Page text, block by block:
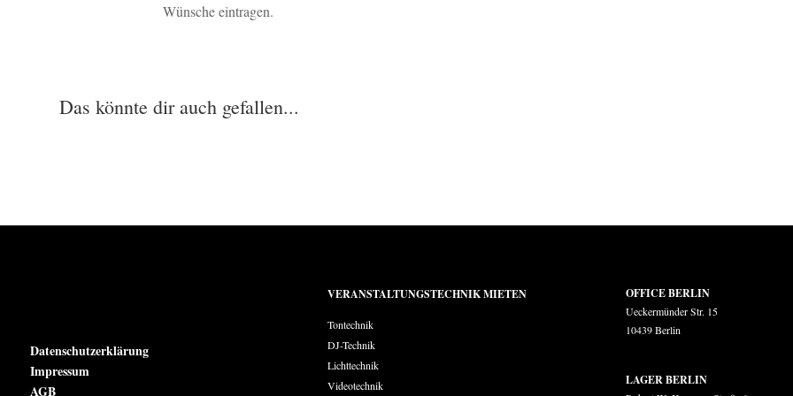
Wünsche eintragen.
Das könnte dir auch gefallen...
Datenschutzerklärung
Impressum
AGB
VERANSTALTUNGSTECHNIK MIETEN
Tontechnik
DJ-Technik
Lichttechnik
Videotechnik
OFFICE BERLIN
Ueckermünder Str. 15
10439 Berlin
LAGER BERLIN